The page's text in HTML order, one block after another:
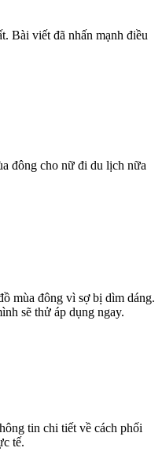
Bài viết đã nhấn mạnh điều
đông cho nữ đi du lịch nữa
mùa đông vì sợ bị dìm dáng.
sẽ thử áp dụng ngay.
tin chi tiết về cách phối
tế.